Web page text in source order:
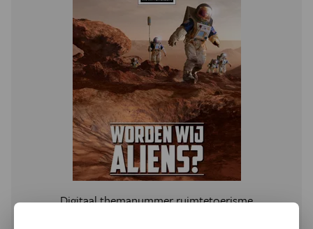
Digitaal themanummer ruimtetoerisme